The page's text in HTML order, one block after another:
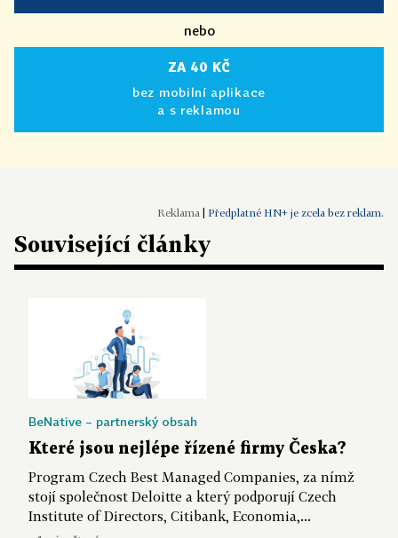
nebo
ZA 40 KČ
bez mobilní aplikace
a s reklamou
Předplatné HN+ je zcela bez reklam.
Související články
BeNative – partnerský obsah
Které jsou nejlépe řízené firmy Česka?
Program Czech Best Managed Companies, za nímž
stojí společnost Deloitte a který podporují Czech
Institute of Directors, Citibank, Economia,...